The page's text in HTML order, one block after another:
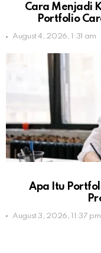
Cara Menjadi
Portfolio
August 4, 2026, 1:31 am
Apa Itu
August 3, 2026, 11:37 pm